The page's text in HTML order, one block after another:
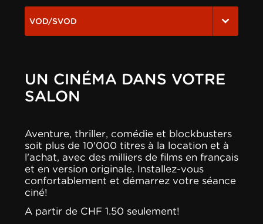
VOD/SVOD
UN CINÉMA DANS VOTRE
SALON
Aventure, thriller, comédie et blockbusters
soit plus de 10'000 titres à la location et à
l'achat, avec des milliers de films en français
et en version originale. Installez-vous
confortablement et démarrez votre séance
ciné!
A partir de CHF 1.50 seulement!